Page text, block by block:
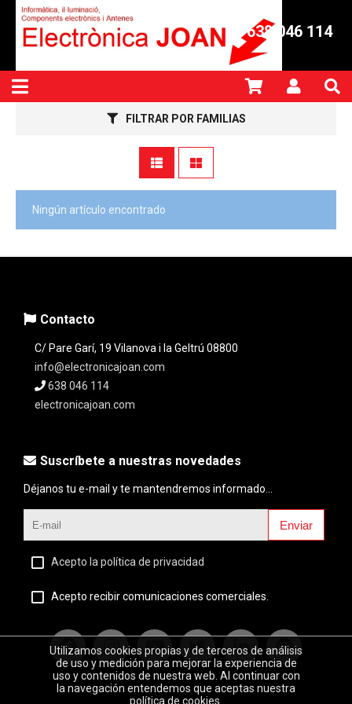
638 046 114
FILTRAR POR FAMILIAS
Ningún artículo encontrado
Contacto
C/ Pare Garí, 19 Vilanova i la Geltrú 08800
info@electronicajoan.com
638 046 114
electronicajoan.com
Suscríbete a nuestras novedades
Déjanos tu e-mail y te mantendremos informado...
Enviar
Acepto la política de privacidad
Acepto recibir comunicaciones comerciales.
Utilizamos cookies propias y de terceros de análisis
de uso y medición para mejorar la experiencia de
uso y contenidos de nuestra web. Al continuar con
la navegación entendemos que aceptas nuestra
política de cookies.